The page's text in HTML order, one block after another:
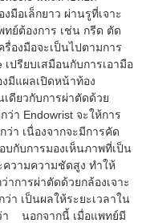
อเล็กยาว ผ่านรูที่เจาะ
ย์ต้องการ เช่น กรีด ตัด
รื่องมือจะเป็นไปตามการ
ปรียบเสมือนกับการเอามือ
มีแผลเปิดหน้าท้อง
ดียวกับการผ่าตัดด้วย
า Endowrist จะให้การ
า เนื่องจากจะมีการคัด
กับการมองเห็นภาพที่เป็น
ความความชัดสูง ทำให้
การผ่าตัดด้วยกล้องเจาะ
า เป็นผลให้ระยะเวลาใน
า นอกจากนี้ เมื่อแพทย์มี